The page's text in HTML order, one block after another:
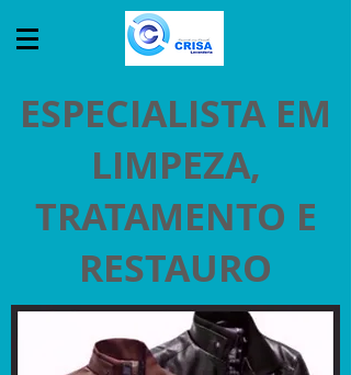
ESPECIALISTA EM
LIMPEZA,
TRATAMENTO E
RESTAURO